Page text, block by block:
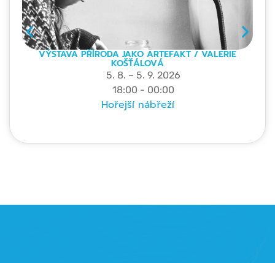
VÝSTAVA PŘÍRODA JAKO ARTEFAKT / VALERIE
KOŠŤÁLOVÁ
5. 8. – 5. 9. 2026
18:00 - 00:00
Hořejší nábřeží